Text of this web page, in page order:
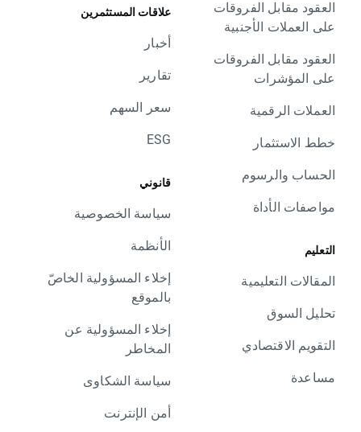
العقود مقابل الفروقات
على العملات الأجنبية
العقود مقابل الفروقات
على المؤشرات
العملات الرقمية
خطط الاستثمار
الحساب والرسوم
مواصفات الأداة
التعليم
المقالات التعليمية
تحليل السوق
التقويم الاقتصادي
مساعدة
علاقات المستثمرين
أخبار
تقارير
سعر السهم
ESG
قانوني
سياسة الخصوصية
الأنظمة
إخلاء المسؤولية الخاصّ
بالموقع
إخلاء المسؤولية عن
المخاطر
سياسة الشكاوى
أمن الإنترنت